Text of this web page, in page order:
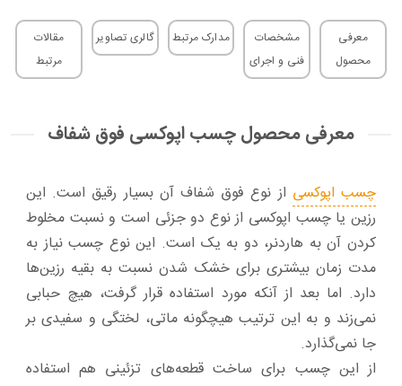
معرفی
محصول
مشخصات
فنی و اجرای
مدارک مرتبط گالری تصاویر
مقالات
مرتبط
معرفی محصول چسب اپوکسی فوق شفاف
چسب اپوکسی از نوع فوق شفاف آن بسیار رقیق است. این
رزین یا چسب اپوکسی از نوع دو جزئی است و نسبت مخلوط
کردن آن به هاردنر، دو به یک است. این نوع چسب نیاز به
مدت زمان بیشتری برای خشک شدن نسبت به بقیه رزین‌ها
دارد. اما بعد از آنکه مورد استفاده قرار گرفت، هیچ حبابی
نمی‌زند و به این ترتیب هیچگونه ماتی، لختگی و سفیدی بر
جا نمی‌گذارد.
از این چسب برای ساخت قطعه‌های تزئینی هم استفاده